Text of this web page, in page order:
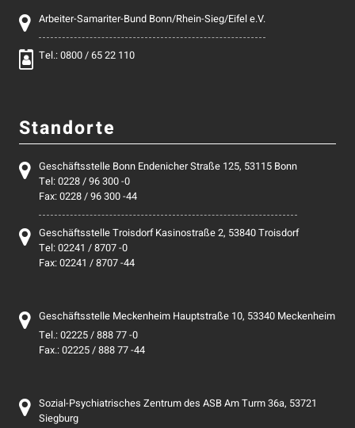
Arbeiter-Samariter-Bund Bonn/Rhein-Sieg/Eifel e.V.
Tel.: 0800 / 65 22 110
Standorte
Geschäftsstelle Bonn Endenicher Straße 125, 53115 Bonn
Tel: 0228 / 96 300 -0
Fax: 0228 / 96 300 -44
Geschäftsstelle Troisdorf Kasinostraße 2, 53840 Troisdorf
Tel: 02241 / 8707 -0
Fax: 02241 / 8707 -44
Geschäftsstelle Meckenheim Hauptstraße 10, 53340 Meckenheim
Tel.: 02225 / 888 77 -0
Fax.: 02225 / 888 77 -44
Sozial-Psychiatrisches Zentrum des ASB Am Turm 36a, 53721
Siegburg